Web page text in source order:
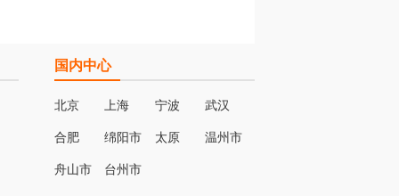
国内中心
北京 上海 宁波 武汉
合肥 绵阳市 太原 温州市
舟山市 台州市